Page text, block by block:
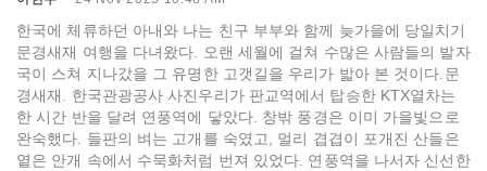
한국에 체류하던 아내와 나는 친구 부부와 함께 늦가을에 당일치기
문경새재 여행을 다녀왔다. 오랜 세월에 걸쳐 수많은 사람들의 발자
국이 스쳐 지나갔을 그 유명한 고갯길을 우리가 밟아 본 것이다.문
경새재. 한국관광공사 사진우리가 판교역에서 탑승한 KTX열차는
한 시간 반을 달려 연풍역에 닿았다. 창밖 풍경은 이미 가을빛으로
완숙했다. 들판의 벼는 고개를 숙였고, 멀리 겹겹이 포개진 산들은
옅은 안개 속에서 수묵화처럼 번져 있었다. 연풍역을 나서자 신선한